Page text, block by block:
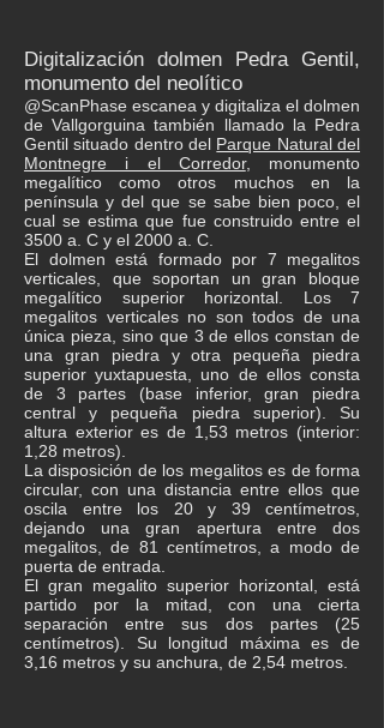
Digitalización dolmen Pedra Gentil,
monumento del neolítico
@ScanPhase escanea y digitaliza el dolmen
de Vallgorguina también llamado la Pedra
Gentil situado dentro del Parque Natural del
Montnegre i el Corredor, monumento
megalítico como otros muchos en la
península y del que se sabe bien poco, el
cual se estima que fue construido entre el
3500 a. C y el 2000 a. C.
El dolmen está formado por 7 megalitos
verticales, que soportan un gran bloque
megalítico superior horizontal. Los 7
megalitos verticales no son todos de una
única pieza, sino que 3 de ellos constan de
una gran piedra y otra pequeña piedra
superior yuxtapuesta, uno de ellos consta
de 3 partes (base inferior, gran piedra
central y pequeña piedra superior). Su
altura exterior es de 1,53 metros (interior:
1,28 metros).
La disposición de los megalitos es de forma
circular, con una distancia entre ellos que
oscila entre los 20 y 39 centímetros,
dejando una gran apertura entre dos
megalitos, de 81 centímetros, a modo de
puerta de entrada.
El gran megalito superior horizontal, está
partido por la mitad, con una cierta
separación entre sus dos partes (25
centímetros). Su longitud máxima es de
3,16 metros y su anchura, de 2,54 metros.